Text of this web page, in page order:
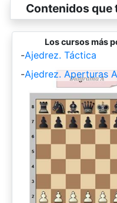
Contenidos que
Los cursos más
-Ajedrez. Táctica
-Ajedrez. Aperturas